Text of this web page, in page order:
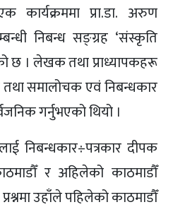
कार्यक्रममा प्रा.डा. अरुण
निबन्ध सङ्ग्रह ‘संस्कृति
छ । लेखक तथा प्राध्यापकहरू
तथा समालोचक एवं निबन्धकार
गर्नुभएको थियो ।
निबन्धकार÷पत्रकार दीपक
र अहिलेको काठमाडौँ
उहाँले पहिलेको काठमाडौँ